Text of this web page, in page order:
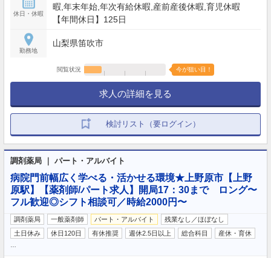
休日・休暇
暇,年末年始,年次有給休暇,産前産後休暇,育児休暇
【年間休日】125日
勤務地
山梨県笛吹市
閲覧状況 今が狙い目！
求人の詳細を見る
検討リスト（要ログイン）
調剤薬局 ｜ パート・アルバイト
病院門前幅広く学べる・活かせる環境★上野原市【上野
原駅】【薬剤師/パート求人】開局17：30まで ロング〜
フル歓迎◎シフト相談可／時給2000円〜
調剤薬局 一般薬剤師 パート・アルバイト
残業なし／ほぼなし
土日休み
休日120日 有休推奨 週休2.5日以上 総合科目 産休・育休